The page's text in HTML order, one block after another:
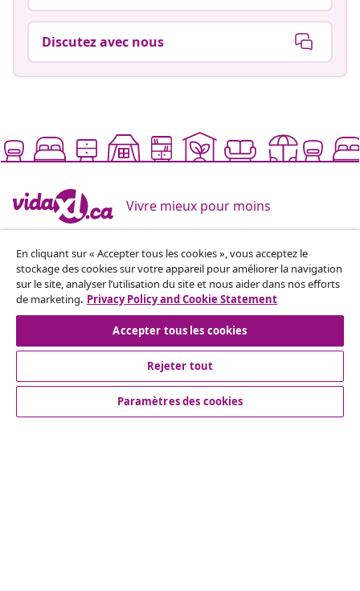
Discutez avec nous
Vivre mieux pour moins
Modes de paiement pris en charge
Inscrivez-vous à notre newsletter
Rejoignez plus de 700 000 acheteurs qui reçoivent les
offres hebdomadaires, les promotions saisonnières et
les nouveautés de vidaXL.
En cliquant sur « Accepter tous les cookies », vous acceptez le
stockage des cookies sur votre appareil pour améliorer la navigation
sur le site, analyser l’utilisation du site et nous aider dans nos efforts
de marketing. Privacy Policy and Cookie Statement
Accepter tous les cookies
Rejeter tout
Paramètres des cookies